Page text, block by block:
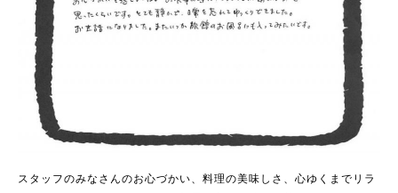
スタッフのみなさんのお心づかい、料理の美味しさ、心ゆくまでリラ